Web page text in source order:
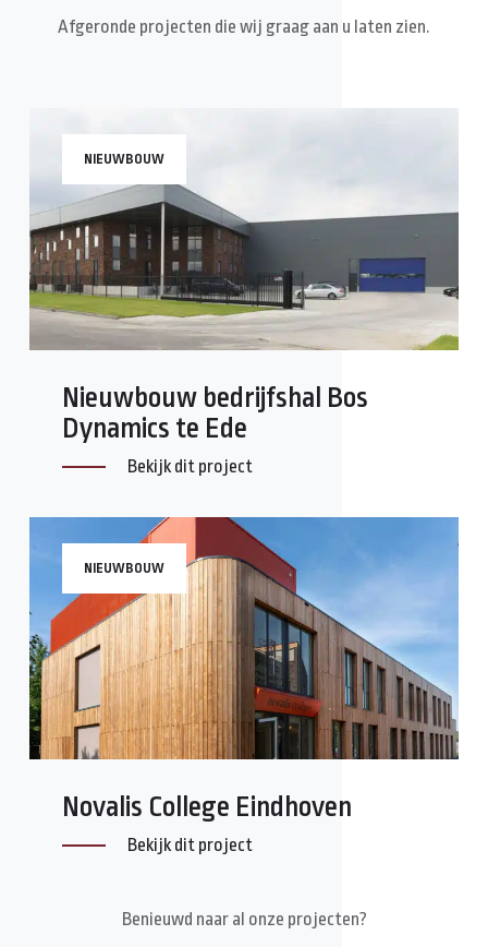
Afgeronde projecten die wij graag aan u laten zien.
NIEUWBOUW
Nieuwbouw bedrijfshal Bos
Dynamics te Ede
Bekijk dit project
NIEUWBOUW
Novalis College Eindhoven
Bekijk dit project
Benieuwd naar al onze projecten?